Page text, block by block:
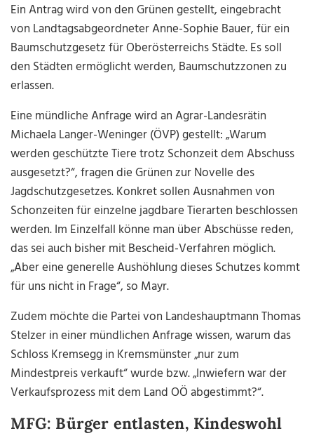
Ein Antrag wird von den Grünen gestellt, eingebracht
von Landtagsabgeordneter Anne-Sophie Bauer, für ein
Baumschutzgesetz für Oberösterreichs Städte. Es soll
den Städten ermöglicht werden, Baumschutzzonen zu
erlassen.
Eine mündliche Anfrage wird an Agrar-Landesrätin
Michaela Langer-Weninger (ÖVP) gestellt: „Warum
werden geschützte Tiere trotz Schonzeit dem Abschuss
ausgesetzt?“, fragen die Grünen zur Novelle des
Jagdschutzgesetzes. Konkret sollen Ausnahmen von
Schonzeiten für einzelne jagdbare Tierarten beschlossen
werden. Im Einzelfall könne man über Abschüsse reden,
das sei auch bisher mit Bescheid-Verfahren möglich.
„Aber eine generelle Aushöhlung dieses Schutzes kommt
für uns nicht in Frage“, so Mayr.
Zudem möchte die Partei von Landeshauptmann Thomas
Stelzer in einer mündlichen Anfrage wissen, warum das
Schloss Kremsegg in Kremsmünster „nur zum
Mindestpreis verkauft“ wurde bzw. „Inwiefern war der
Verkaufsprozess mit dem Land OÖ abgestimmt?“.
MFG: Bürger entlasten, Kindeswohl